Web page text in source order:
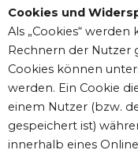
Cookies und
Als „Cookies“
Rechnern der Nutzer
Cookies können
werden. Ein Cookie
einem Nutzer (bzw.
gespeichert ist)
innerhalb eines